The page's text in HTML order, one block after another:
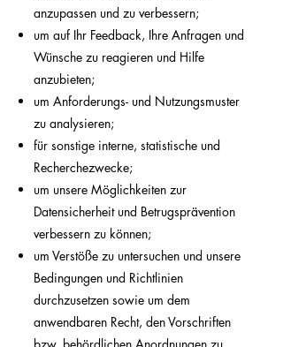
anzupassen und zu verbessern;
um auf Ihr Feedback, Ihre Anfragen und
Wünsche zu reagieren und Hilfe
anzubieten;
um Anforderungs- und Nutzungsmuster
zu analysieren;
für sonstige interne, statistische und
Recherchezwecke;
um unsere Möglichkeiten zur
Datensicherheit und Betrugsprävention
verbessern zu können;
um Verstöße zu untersuchen und unsere
Bedingungen und Richtlinien
durchzusetzen sowie um dem
anwendbaren Recht, den Vorschriften